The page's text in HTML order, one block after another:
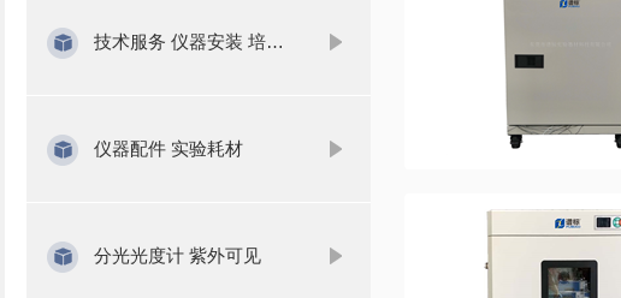
技术服务 仪器安装 培训 维修
仪器配件 实验耗材
分光光度计 紫外可见